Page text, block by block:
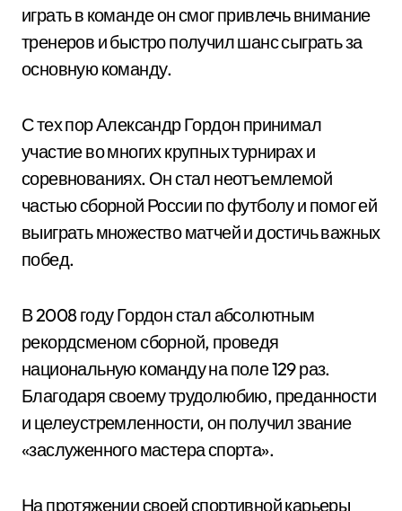
играть в команде он смог привлечь внимание
тренеров и быстро получил шанс сыграть за
основную команду.
С тех пор Александр Гордон принимал
участие во многих крупных турнирах и
соревнованиях. Он стал неотъемлемой
частью сборной России по футболу и помог ей
выиграть множество матчей и достичь важных
побед.
В 2008 году Гордон стал абсолютным
рекордсменом сборной, проведя
национальную команду на поле 129 раз.
Благодаря своему трудолюбию, преданности
и целеустремленности, он получил звание
«заслуженного мастера спорта».
На протяжении своей спортивной карьеры